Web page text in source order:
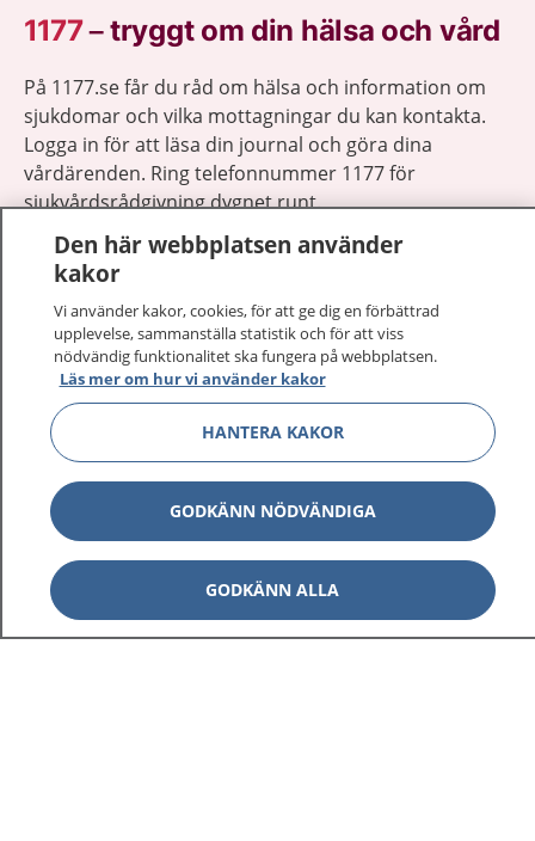
1177–tryggt om din hälsa och vård
På 1177.se får du råd om hälsa och information om
sjukdomar och vilka mottagningar du kan kontakta.
Logga in för att läsa din journal och göra dina
vårdärenden. Ring telefonnummer 1177 för
sjukvårdsrådgivning dygnet runt.
1177 ger dig råd när du vill må bättre.
1177 på flera språk
Om 1177 Visa
Kontakt Visa
Behandling av personuppgifter
Den här webbplatsen använder
kakor
Vi använder kakor, cookies, för att ge dig en förbättrad
upplevelse, sammanställa statistik och för att viss
nödvändig funktionalitet ska fungera på webbplatsen.
Läs mer om hur vi använder kakor
HANTERA KAKOR
GODKÄNN NÖDVÄNDIGA
GODKÄNN ALLA